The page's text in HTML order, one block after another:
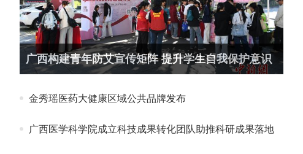
广西构建青年防艾宣传矩阵 提升学生自我保护意识
金秀瑶医药大健康区域公共品牌发布
广西医学科学院成立科技成果转化团队助推科研成果落地